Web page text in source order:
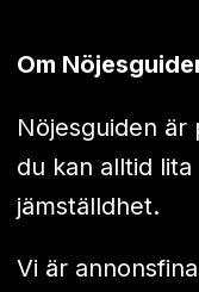
Om
Nöjesguiden
du kan alltid
jämställdhet.
Vi är